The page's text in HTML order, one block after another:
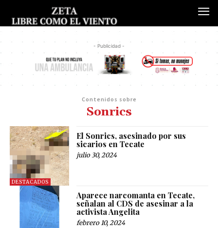
- Publicidad -
Contenidos sobre
Sonrics
DESTACADOS
El Sonrics, asesinado por sus
sicarios en Tecate
julio 30, 2024
Aparece narcomanta en Tecate,
señalan al CDS de asesinar a la
activista Angelita
febrero 10, 2024